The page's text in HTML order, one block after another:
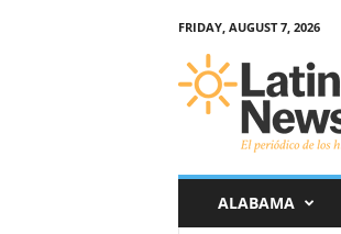
FRIDAY, AUGUST 7, 2026
ALABAMA